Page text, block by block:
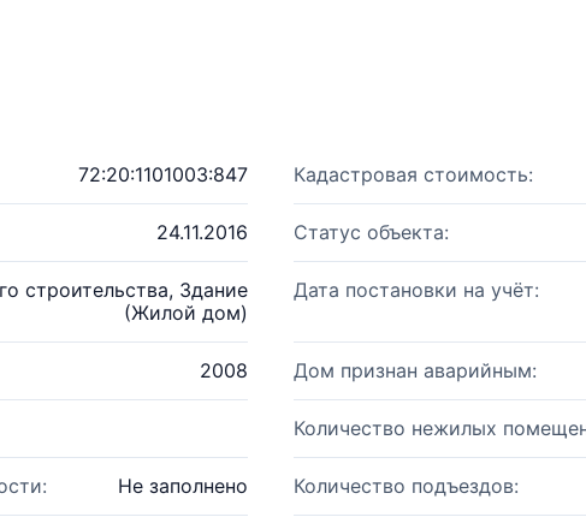
72:20:1101003:847 Кадастровая стоимость:
24.11.2016 Статус объекта:
строительства, Здание
(Жилой дом)
Дата постановки на учёт:
2008 Дом признан аварийным:
Количество нежилых
Не заполнено Количество подъездов: